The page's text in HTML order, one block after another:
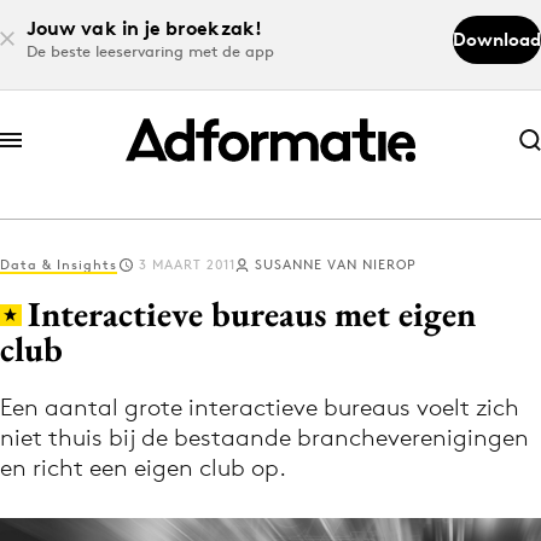
Jouw vak in je broekzak!
De beste leeservaring met de app
Download
Abonneer nu
Abonneer nu
Log in
Volg het laatste nieuws via de Adformatie
Nieuws app
Data & Insights 3 MAART 2011 SUSANNE VAN NIEROP
Interactieve bureaus met eigen
club
Een aantal grote interactieve bureaus voelt zich
niet thuis bij de bestaande brancheverenigingen
en richt een eigen club op.